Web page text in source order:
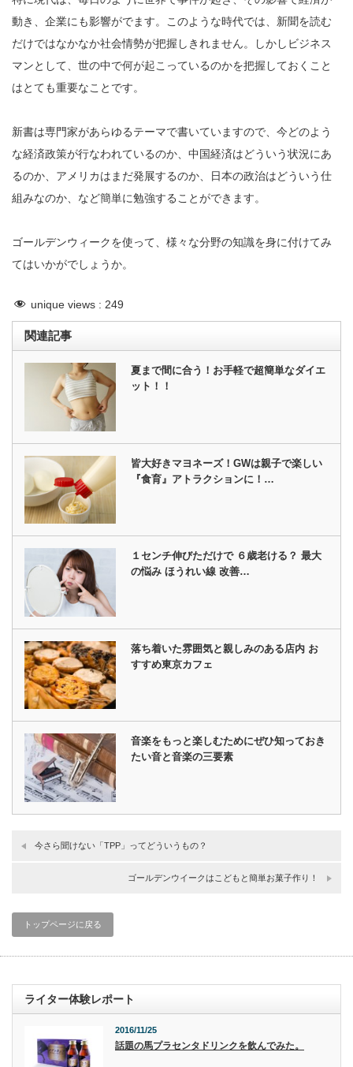
動き、企業にも影響がでます。このような時代では、新聞を読む
だけではなかなか社会情勢が把握しきれません。しかしビジネス
マンとして、世の中で何が起こっているのかを把握しておくこと
はとても重要なことです。
新書は専門家があらゆるテーマで書いていますので、今どのよう
な経済政策が行なわれているのか、中国経済はどういう状況にあ
るのか、アメリカはまだ発展するのか、日本の政治はどういう仕
組みなのか、など簡単に勉強することができます。
ゴールデンウィークを使って、様々な分野の知識を身に付けてみ
てはいかがでしょうか。
unique views : 249
関連記事
夏まで間に合う！お手軽で超簡単なダイエ
ット！！
皆大好きマヨネーズ！GWは親子で楽しい
『食育』アトラクションに！…
１センチ伸びただけで ６歳老ける？ 最大
の悩み ほうれい線 改善…
落ち着いた雰囲気と親しみのある店内 お
すすめ東京カフェ
音楽をもっと楽しむためにぜひ知っておき
たい音と音楽の三要素
今さら聞けない「TPP」ってどういうもの？
ゴールデンウイークはこどもと簡単お菓子作り！
トップページに戻る
ライター体験レポート
2016/11/25
話題の馬プラセンタドリンクを飲んでみた。